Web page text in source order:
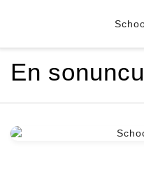
En sonuncu